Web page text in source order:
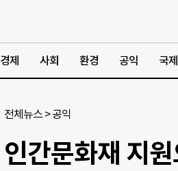
경제 사회 환경 공익 국제
전체뉴스 >공익
인간문화재 지